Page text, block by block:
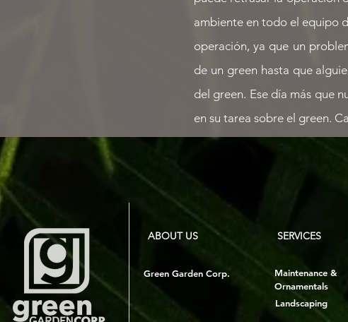
ambiente en todo el equipo
operación, ya que un
de un green hasta que
del green. Ese día más que
en su tarea sobre el green.
ABOUT US SERVICES
Green Garden Corp.
Maintenance &
Ornamentals
Landscaping